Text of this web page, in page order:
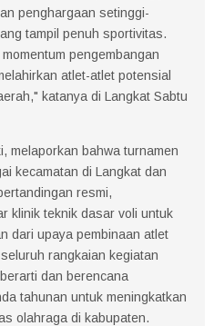
penghargaan setinggi-
tampil penuh sportivitas.
pengembangan
atlet-atlet potensial
katanya di Langkat Sabtu
melaporkan bahwa turnamen
kecamatan di Langkat dan
resmi,
klinik teknik dasar voli untuk
dari upaya pembinaan atlet
rangkaian kegiatan
dan berencana
tahunan untuk meningkatkan
olahraga di kabupaten.